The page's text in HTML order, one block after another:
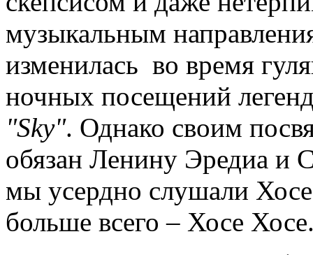
музыкальным
изменилась во время
ночных посещений
"Sky". Однако своим
обязан Ленину Эредиа и
мы усердно слушали
больше всего – Хосе